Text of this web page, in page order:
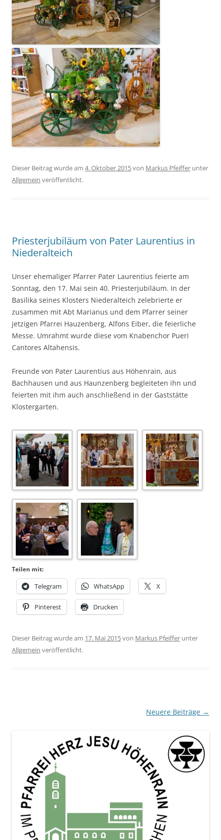
Dieser Beitrag wurde am 4. Oktober 2015von Markus Pfeiffer unter
Allgemein veröffentlicht.
Priesterjubiläum von Pater Laurentius in
Niederalteich
Unser ehemaliger Pfarrer Pater Laurentius feierte am
Sonntag, den 17. Mai sein 40. Priesterjubiläum. In der
Basilika seines Klosters Niederalteich zelebrierte er
zusammen mit Abt Marianus und dem Pfarrer seiner
jetzigen Pfarrei Hauzenberg, Alfons Eiber, die feierliche
Messe. Umrahmt wurde diese vom Knabenchor Pueri
Cantores Altahensis.
Freunde von Pater Laurentius aus Höhenrain, aus
Bachhausen und aus Haunzenberg begleiteten ihn und
feierten mit ihm auch anschließend in der Gaststätte
Klostergarten.
Teilen mit:
Telegram WhatsApp X
Pinterest Drucken
Dieser Beitrag wurde am 17. Mai 2015von Markus Pfeiffer unter
Allgemein veröffentlicht.
Neuere Beiträge →